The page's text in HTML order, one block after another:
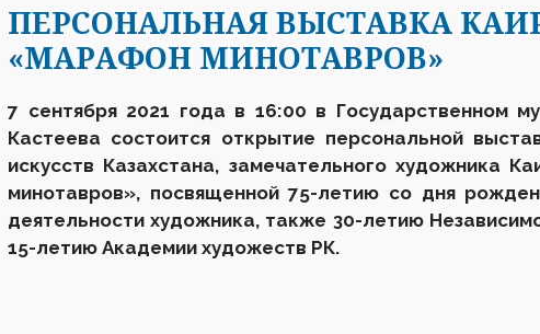
ПЕРСОНАЛЬНАЯ ВЫСТАВКА
«МАРАФОН МИНОТАВРОВ»
7 сентября 2021 года в 16:00 в Государственном
Кастеева состоится открытие персональной
искусств Казахстана, замечательного художника
минотавров», посвященной 75-летию со дня
деятельности художника, также 30-летию
15-летию Академии художеств РК.